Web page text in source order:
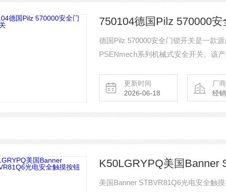
750104德国Pilz 570000
德国Pilz 570000安全门锁开关是一款
PSENmech系列机械式安全开关。该
护等级为IP67，环境温度范围-25至
更新时间
2026-06-18
厂
经
美国Banner STBVR81Q6光电安全触